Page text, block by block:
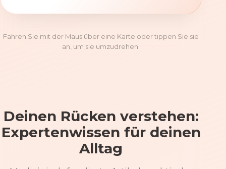
Fahren Sie mit der Maus über eine Karte oder tippen Sie sie
an, um sie umzudrehen.
Deinen Rücken verstehen:
Expertenwissen für deinen
Alltag